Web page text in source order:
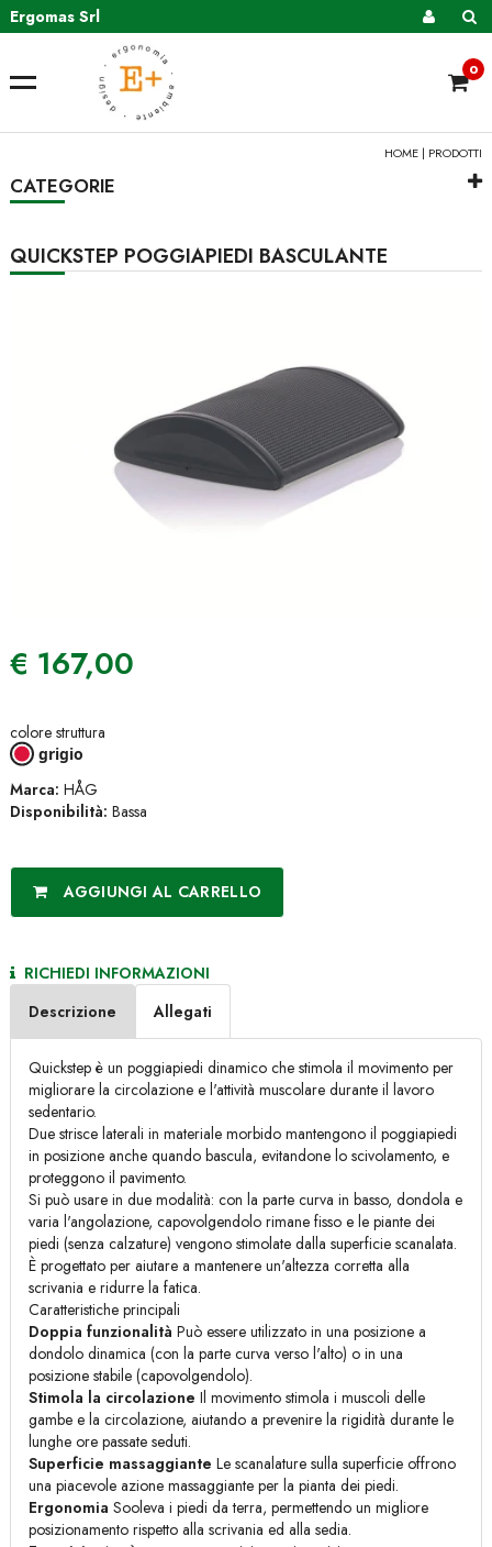
Ergomas Srl
0
HOME | PRODOTTI
CATEGORIE
QUICKSTEP POGGIAPIEDI BASCULANTE
€ 167,00
colore struttura
grigio
Marca: HÅG
Disponibilità: Bassa
AGGIUNGI AL CARRELLO
RICHIEDI INFORMAZIONI
Descrizione
Allegati
Quickstep è un poggiapiedi dinamico che stimola il movimento per
migliorare la circolazione e l'attività muscolare durante il lavoro
sedentario.
Due strisce laterali in materiale morbido mantengono il poggiapiedi
in posizione anche quando bascula, evitandone lo scivolamento, e
proteggono il pavimento.
Si può usare in due modalità: con la parte curva in basso, dondola e
varia l'angolazione, capovolgendolo rimane fisso e le piante dei
piedi (senza calzature) vengono stimolate dalla superficie scanalata.
È progettato per aiutare a mantenere un'altezza corretta alla
scrivania e ridurre la fatica.
Caratteristiche principali
Doppia funzionalità Può essere utilizzato in una posizione a
dondolo dinamica (con la parte curva verso l'alto) o in una
posizione stabile (capovolgendolo).
Stimola la circolazione Il movimento stimola i muscoli delle
gambe e la circolazione, aiutando a prevenire la rigidità durante le
lunghe ore passate seduti.
Superficie massaggiante Le scanalature sulla superficie offrono
una piacevole azione massaggiante per la pianta dei piedi.
Ergonomia Sooleva i piedi da terra, permettendo un migliore
posizionamento rispetto alla scrivania ed alla sedia.